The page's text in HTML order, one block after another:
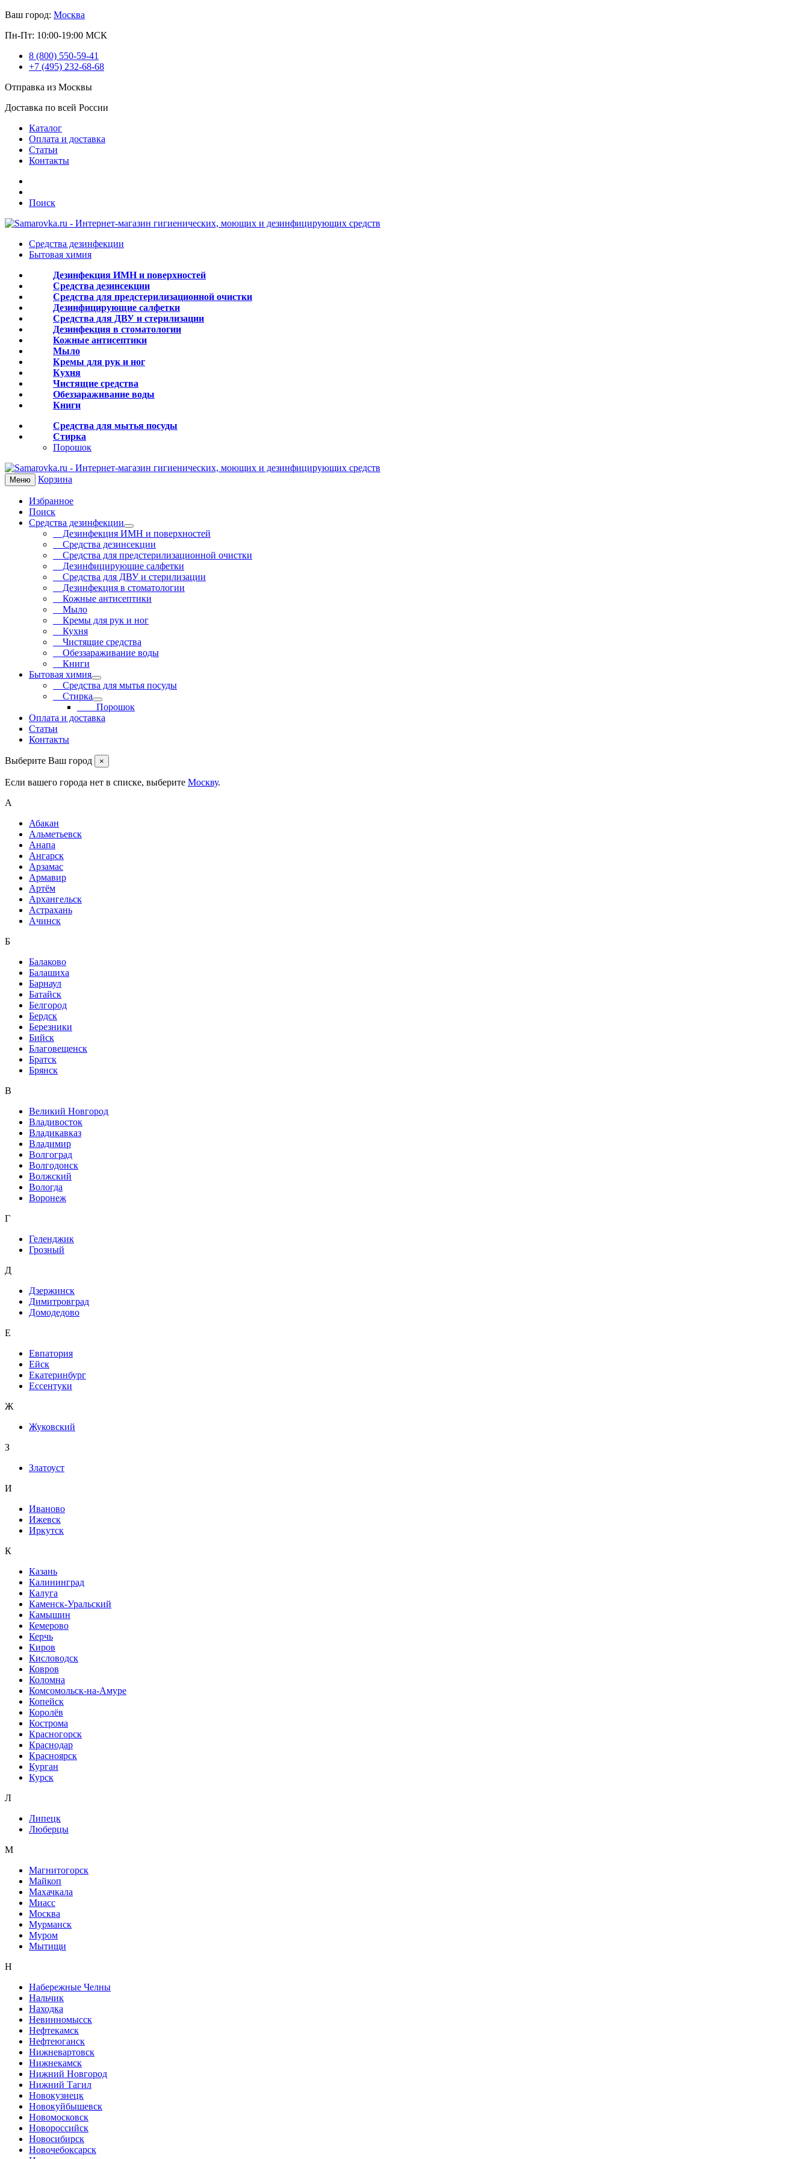
Ваш город: Москва
Пн-Пт: 10:00-19:00 МСК
8 (800) 550-59-41
+7 (495) 232-68-68
Отправка из Москвы
Доставка по всей России
Каталог
Оплата и доставка
Статьи
Контакты
Поиск
Средства дезинфекции
Бытовая химия
Дезинфекция ИМН и поверхностей
Средства дезинсекции
Средства для предстерилизационной очистки
Дезинфицирующие салфетки
Средства для ДВУ и cтерилизации
Дезинфекция в стоматологии
Кожные антисептики
Мыло
Кремы для рук и ног
Кухня
Чистящие средства
Обеззараживание воды
Книги
Средства для мытья посуды
Стирка
Порошок
Меню Корзина
Избранное
Поиск
Средства дезинфекции
Дезинфекция ИМН и поверхностей
Средства дезинсекции
Средства для предстерилизационной очистки
Дезинфицирующие салфетки
Средства для ДВУ и cтерилизации
Дезинфекция в стоматологии
Кожные антисептики
Мыло
Кремы для рук и ног
Кухня
Чистящие средства
Обеззараживание воды
Книги
Бытовая химия
Средства для мытья посуды
Стирка
Порошок
Оплата и доставка
Статьи
Контакты
Выберите Ваш город ×
Если вашего города нет в списке, выберите Москву.
А
Абакан
Альметьевск
Анапа
Ангарск
Арзамас
Армавир
Артём
Архангельск
Астрахань
Ачинск
Б
Балаково
Балашиха
Барнаул
Батайск
Белгород
Бердск
Березники
Бийск
Благовещенск
Братск
Брянск
В
Великий Новгород
Владивосток
Владикавказ
Владимир
Волгоград
Волгодонск
Волжский
Вологда
Воронеж
Г
Геленджик
Грозный
Д
Дзержинск
Димитровград
Домодедово
Е
Евпатория
Ейск
Екатеринбург
Ессентуки
Ж
Жуковский
З
Златоуст
И
Иваново
Ижевск
Иркутск
К
Казань
Калининград
Калуга
Каменск-Уральский
Камышин
Кемерово
Керчь
Киров
Кисловодск
Ковров
Коломна
Комсомольск-на-Амуре
Копейск
Королёв
Кострома
Красногорск
Краснодар
Красноярск
Курган
Курск
Л
Липецк
Люберцы
М
Магнитогорск
Майкоп
Махачкала
Миасс
Москва
Мурманск
Муром
Мытищи
Н
Набережные Челны
Нальчик
Находка
Невинномысск
Нефтекамск
Нефтеюганск
Нижневартовск
Нижнекамск
Нижний Новгород
Нижний Тагил
Новокузнецк
Новокуйбышевск
Новомосковск
Новороссийск
Новосибирск
Новочебоксарск